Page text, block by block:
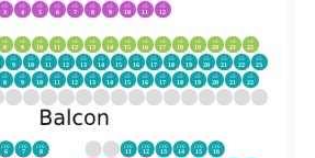
r5
3
r5
4
r5
5
r5
6
r5
7
r5
8
r5
9
r5
10
r5
11
r5
12
r4
8
r4
9
r4
10
r4
11
r4
12
r4
13
r4
14
r4
15
r4
16
r4
17
r4
18
r4
19
r4
20
r4
21
r4
22
r3
9
r3
10
r3
11
r3
12
r3
13
r3
14
r3
15
r3
16
r3
17
r3
18
r3
19
r3
20
r3
21
r3
22
r3
23
r2
8
r2
9
r2
10
r2
11
r2
12
r2
13
r2
14
r2
15
r2
16
r2
17
r2
18
r2
19
r2
20
r2
21
r2
22
r16
6
r16
7
r16
8
r16
11
r16
12
r16
13
r16
14
r16
15
r16
16